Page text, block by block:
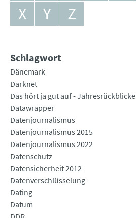
X
Y Z
Schlagwort
Dänemark
Darknet
Das hört ja gut auf - Jahresrückblicke
Datawrapper
Datenjournalismus
Datenjournalismus 2015
Datenjournalismus 2022
Datenschutz
Datensicherheit 2012
Datenverschlüsselung
Dating
Datum